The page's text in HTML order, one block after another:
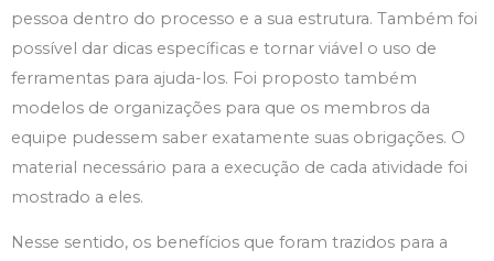
pessoa dentro do processo e a sua estrutura. Também foi
possível dar dicas específicas e tornar viável o uso de
ferramentas para ajuda-los. Foi proposto também
modelos de organizações para que os membros da
equipe pudessem saber exatamente suas obrigações. O
material necessário para a execução de cada atividade foi
mostrado a eles.
Nesse sentido, os benefícios que foram trazidos para a